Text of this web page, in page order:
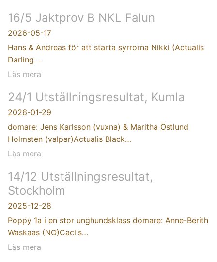
16/5 Jaktprov B NKL Falun
2026-05-17
Hans & Andreas för att starta syrrorna Nikki (Actualis
Darling…
Läs mera
24/1 Utställningsresultat, Kumla
2026-01-29
domare: Jens Karlsson (vuxna) & Maritha Östlund
Holmsten (valpar)Actualis Black…
Läs mera
14/12 Utställningsresultat,
Stockholm
2025-12-28
Poppy 1a i en stor unghundsklass domare: Anne-Berith
Waskaas (NO)Caci's…
Läs mera